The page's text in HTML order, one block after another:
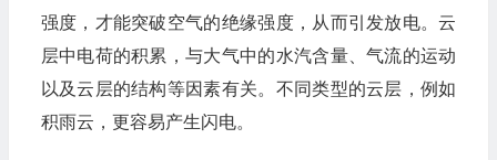
强度，才能突破空气的绝缘强度，从而引发放电。云
层中电荷的积累，与大气中的水汽含量、气流的运动
以及云层的结构等因素有关。不同类型的云层，例如
积雨云，更容易产生闪电。